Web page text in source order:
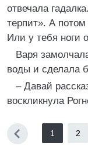
отвечала
терпит». А
Или у тебя ноги
Варя
воды и сделала
– Давай
воскликнула
1 2